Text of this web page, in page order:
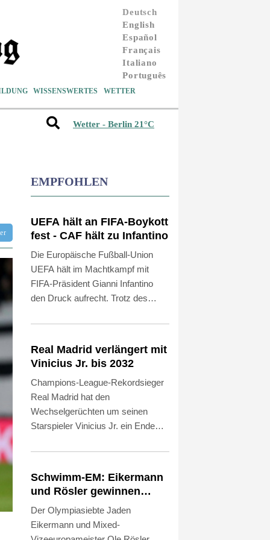
Deutsch
English
Español
Français
Italiano
Português
WISSENSWERTES WETTER
Wetter - Berlin 21°C
EMPFOHLEN
UEFA hält an FIFA-Boykott
fest - CAF hält zu Infantino
Die Europäische Fußball-Union
UEFA hält im Machtkampf mit
FIFA-Präsident Gianni Infantino
den Druck aufrecht. Trotz des
Öffnung gegenüber externen
Boykott der Wettbewerbe des
Weltverbandes fest. Das geht aus
einer UEFA-Erklärung auf SID-
Anfrage vom Donnerstag hervor.
Zudem bekräftigte die UEFA, sie
habe das Vertrauen in Infantino
CONMEBOL äußerte sich
erstmals seit Bekanntwerden der
Privatisierungspläne kritisch über
das Gebaren des FIFA-
Präsidenten.
Real Madrid verlängert mit
Vinicius Jr. bis 2032
Champions-League-Rekordsieger
Real Madrid hat den
Wechselgerüchten um seinen
Starspieler Vinicius Jr. ein Ende
wichtigsten Leistungsträger
die Königlichen am
Donnerstagabend mitteilten,
unterschrieb der 26-jährige
Brasilianer einen neuen Vertrag bis
Schwimm-EM: Eikermann
und Rösler gewinnen
Silber und Bronze
Der Olympiasiebte Jaden
Eikermann und Mixed-